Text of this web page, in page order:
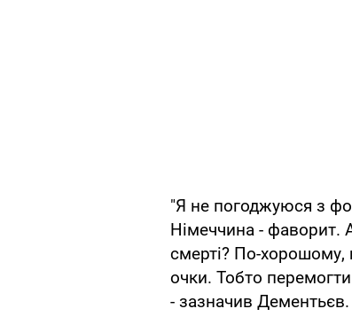
"Я не погоджуюся з
Німеччина - фаворит.
смерті? По-хорошому,
очки. Тобто
- зазначив Дементьєв.